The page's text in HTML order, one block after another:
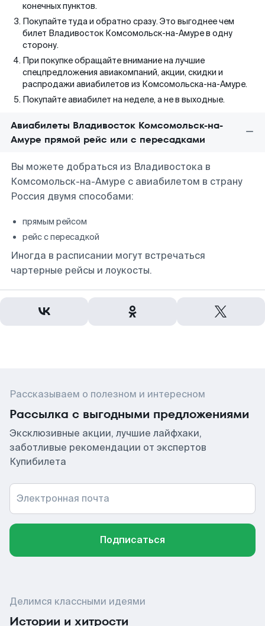
конечных пунктов.
Покупайте туда и обратно сразу. Это выгоднее чем
билет Владивосток Комсомольск-на-Амуре в одну
сторону.
При покупке обращайте внимание на лучшие
спецпредложения авиакомпаний, акции, скидки и
распродажи авиабилетов из Комсомольска-на-Амуре.
Покупайте авиабилет на неделе, а не в выходные.
Авиабилеты Владивосток Комсомольск-на-
Амуре прямой рейс или с пересадками
Вы можете добраться из Владивостока в
Комсомольск-на-Амуре с авиабилетом в страну
Россия двумя способами:
прямым рейсом
рейс с пересадкой
Иногда в расписании могут встречаться
чартерные рейсы и лоукосты.
Рассказываем о полезном и интересном
Рассылка с выгодными предложениями
Эксклюзивные акции, лучшие лайфхаки,
заботливые рекомендации от экспертов
Купибилета
Электронная почта
Подписаться
Делимся классными идеями
Истории и хитрости